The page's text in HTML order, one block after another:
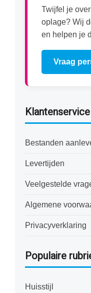
Twijfel je
oplage? Wij
en helpen je
Vraag
Klantenservice
Bestanden
Levertijden
Veelgestelde
Algemene
Privacyverklaring
Populaire
Huisstijl